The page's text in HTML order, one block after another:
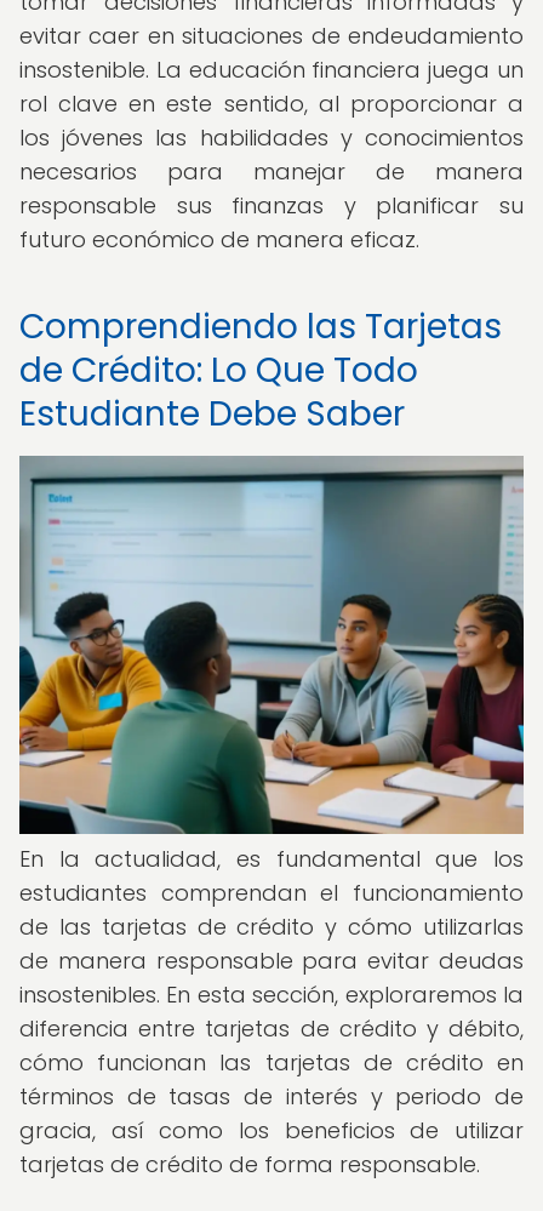
evitar caer en situaciones de endeudamiento
insostenible. La educación financiera juega un
rol clave en este sentido, al proporcionar a
los jóvenes las habilidades y conocimientos
necesarios para manejar de manera
responsable sus finanzas y planificar su
futuro económico de manera eficaz.
Comprendiendo las Tarjetas
de Crédito: Lo Que Todo
Estudiante Debe Saber
En la actualidad, es fundamental que los
estudiantes comprendan el funcionamiento
de las tarjetas de crédito y cómo utilizarlas
de manera responsable para evitar deudas
insostenibles. En esta sección, exploraremos la
diferencia entre tarjetas de crédito y débito,
cómo funcionan las tarjetas de crédito en
términos de tasas de interés y periodo de
gracia, así como los beneficios de utilizar
tarjetas de crédito de forma responsable.